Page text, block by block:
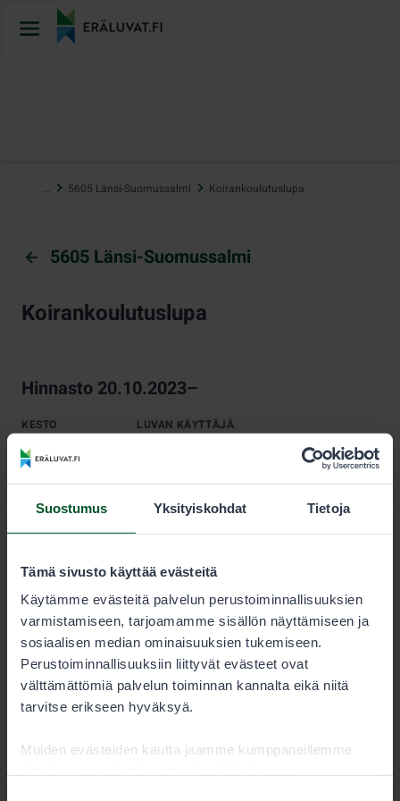
Suostumus Yksityiskohdat Tietoja
Tämä sivusto käyttää evästeitä
Käytämme evästeitä palvelun perustoiminnallisuuksien
varmistamiseen, tarjoamamme sisällön näyttämiseen ja
sosiaalisen median ominaisuuksien tukemiseen.
Perustoiminnallisuuksiin liittyvät evästeet ovat
välttämättömiä palvelun toiminnan kannalta eikä niitä
tarvitse erikseen hyväksyä.
Muiden evästeiden kautta jaamme kumppaneillemme
sisältöön
… 5605 Länsi-Suomussalmi Koirankoulutuslupa
5605 Länsi-Suomussalmi
Koirankoulutuslupa
Hinnasto 20.10.2023–
KESTO LUVAN KÄYTTÄJÄ
Kausi
Huomaathan, että sallitut koulutusajat jänistä ajaville
vaihtelevat. Metsästäjän tulee aina tarkistaa lupaehdot
huolellisesti.